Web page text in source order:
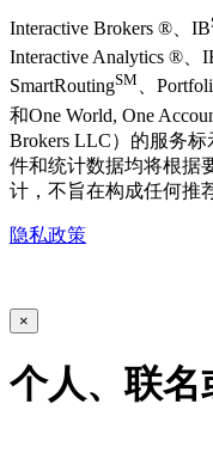
Interactive Brokers ®、IB
Interactive Analytics ®、
SmartRoutingSM 、
和One World, One
Brokers LLC）的服务
件和统计数据均将根据
计，不旨在构成任何推
隐私政策
×
个人、联